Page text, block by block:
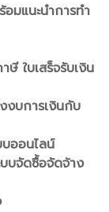
มแนะนำการทำ
ใบเสร็จรับเงิน
งบการเงินกับ
ออนไลน์
บจัดซื้อจัดจ้าง